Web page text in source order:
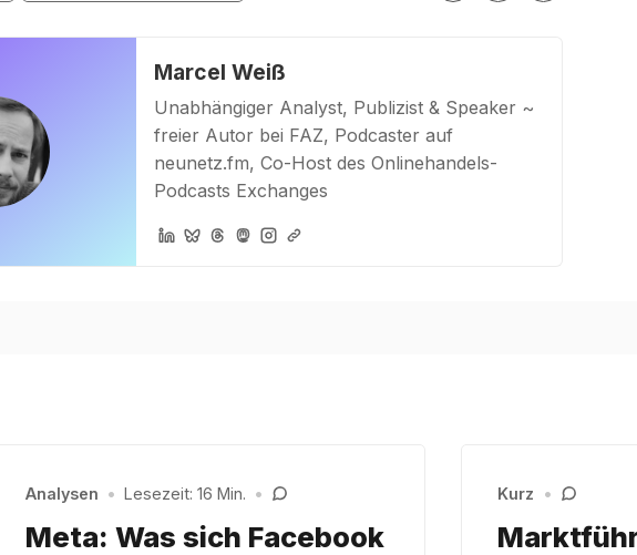
Marcel Weiß
Unabhängiger Analyst, Publizist & Speaker ~
freier Autor bei FAZ, Podcaster auf
neunetz.fm, Co-Host des Onlinehandels-
Podcasts Exchanges
Analysen • Lesezeit: 16 Min. •
Meta: Was sich Facebook
Kurz •